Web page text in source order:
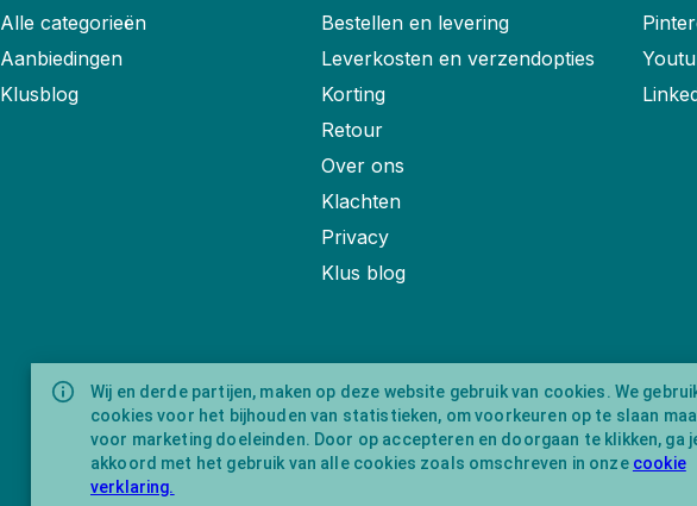
Wij en derde partijen, maken op deze website gebruik van cookies. We
cookies voor het bijhouden van statistieken, om voorkeuren op te slaan
voor marketing doeleinden. Door op accepteren en doorgaan te klikken, ga
akkoord met het gebruik van alle cookies zoals omschreven in onze cookie
verklaring.
Alle categorieën
Aanbiedingen
Klusblog
Bestellen en levering
Leverkosten en verzendopties
Korting
Retour
Over ons
Klachten
Privacy
Klus blog